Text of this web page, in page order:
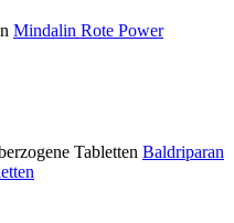
Mindalin Rote Power
Baldriparan